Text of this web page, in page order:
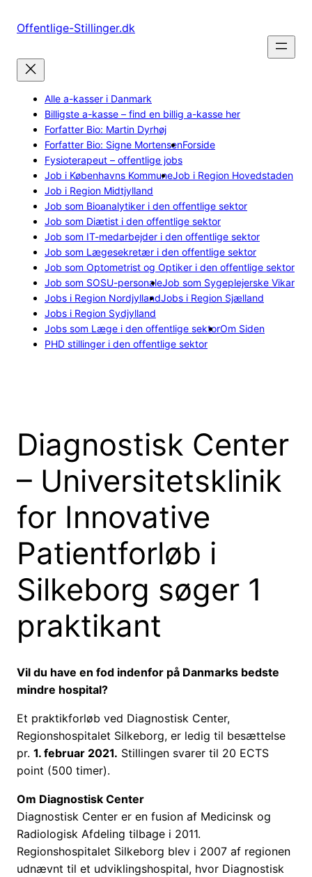
Offentlige-Stillinger.dk
Alle a-kasser i Danmark
Billigste a-kasse – find en billig a-kasse her
Forfatter Bio: Martin Dyrhøj
Forfatter Bio: Signe MortensenForside
Fysioterapeut – offentlige jobs
Job i Københavns KommuneJob i Region Hovedstaden
Job i Region Midtjylland
Job som Bioanalytiker i den offentlige sektor
Job som Diætist i den offentlige sektor
Job som IT-medarbejder i den offentlige sektor
Job som Lægesekretær i den offentlige sektor
Job som Optometrist og Optiker i den offentlige sektor
Job som SOSU-personaleJob som Sygeplejerske Vikar
Jobs i Region NordjyllandJobs i Region Sjælland
Jobs i Region Sydjylland
Jobs som Læge i den offentlige sektorOm Siden
PHD stillinger i den offentlige sektor
Diagnostisk Center
– Universitetsklinik
for Innovative
Patientforløb i
Silkeborg søger 1
praktikant
Vil du have en fod indenfor på Danmarks bedste
mindre hospital?
Et praktikforløb ved Diagnostisk Center,
Regionshospitalet Silkeborg, er ledig til besættelse
pr. 1. februar 2021. Stillingen svarer til 20 ECTS
point (500 timer).
Om Diagnostisk Center
Diagnostisk Center er en fusion af Medicinsk og
Radiologisk Afdeling tilbage i 2011.
Regionshospitalet Silkeborg blev i 2007 af regionen
udnævnt til et udviklingshospital, hvor Diagnostisk